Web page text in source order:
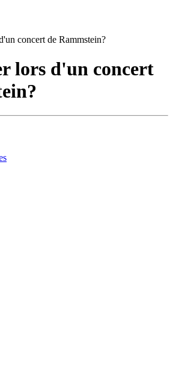
concert de Rammstein?
lors d'un concert